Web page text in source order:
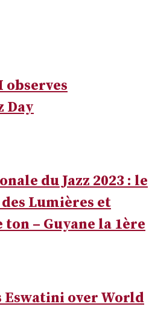
observes
Day
du Jazz 2023 : le
Lumières et
– Guyane la 1ère
Eswatini over World